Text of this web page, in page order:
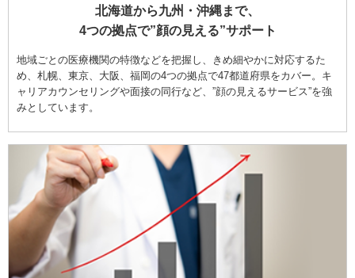
北海道から九州・沖縄まで、
4つの拠点で”顔の見える”サポート
地域ごとの医療機関の特徴などを把握し、きめ細やかに対応するた
め、札幌、東京、大阪、福岡の4つの拠点で47都道府県をカバー。キ
ャリアカウンセリングや面接の同行など、”顔の見えるサービス”を強
みとしています。